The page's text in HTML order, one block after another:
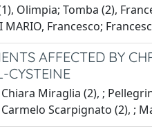
Olimpia; Tomba (2),
Francesco;
AFFECTED BY
CYSTEINE
Miraglia (2), ;
Scarpignato (2), ;